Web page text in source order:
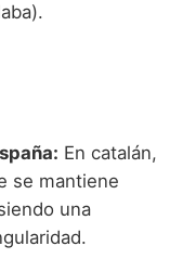
En catalán,
se mantiene
una